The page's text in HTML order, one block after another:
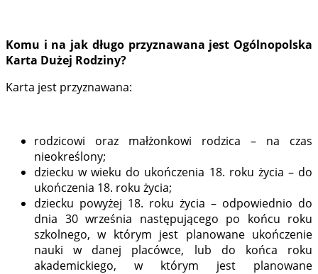
Komu i na jak długo przyznawana jest Ogólnopolska
Karta Dużej Rodziny?
Karta jest przyznawana:
rodzicowi oraz małżonkowi rodzica – na czas
nieokreślony;
dziecku w wieku do ukończenia 18. roku życia – do
ukończenia 18. roku życia;
dziecku powyżej 18. roku życia – odpowiednio do
dnia 30 września następującego po końcu roku
szkolnego, w którym jest planowane ukończenie
nauki w danej placówce, lub do końca roku
akademickiego, w którym jest planowane